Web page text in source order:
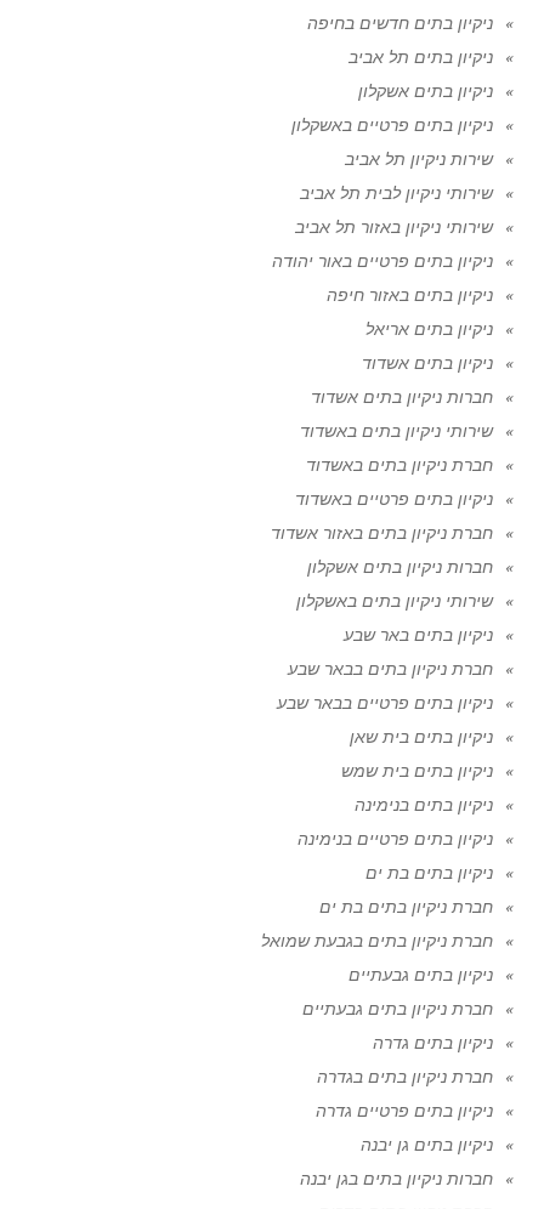
ניקיון בתים חדשים בחיפה
ניקיון בתים תל אביב
ניקיון בתים אשקלון
ניקיון בתים פרטיים באשקלון
שירות ניקיון תל אביב
שירותי ניקיון לבית תל אביב
שירותי ניקיון באזור תל אביב
ניקיון בתים פרטיים באור יהודה
ניקיון בתים באזור חיפה
ניקיון בתים אריאל
ניקיון בתים אשדוד
חברות ניקיון בתים אשדוד
שירותי ניקיון בתים באשדוד
חברת ניקיון בתים באשדוד
ניקיון בתים פרטיים באשדוד
חברת ניקיון בתים באזור אשדוד
חברות ניקיון בתים אשקלון
שירותי ניקיון בתים באשקלון
ניקיון בתים באר שבע
חברת ניקיון בתים בבאר שבע
ניקיון בתים פרטיים בבאר שבע
ניקיון בתים בית שאן
ניקיון בתים בית שמש
ניקיון בתים בנימינה
ניקיון בתים פרטיים בנימינה
ניקיון בתים בת ים
חברת ניקיון בתים בת ים
חברת ניקיון בתים בגבעת שמואל
ניקיון בתים גבעתיים
חברת ניקיון בתים גבעתיים
ניקיון בתים גדרה
חברת ניקיון בתים בגדרה
ניקיון בתים פרטיים גדרה
ניקיון בתים גן יבנה
חברות ניקיון בתים בגן יבנה